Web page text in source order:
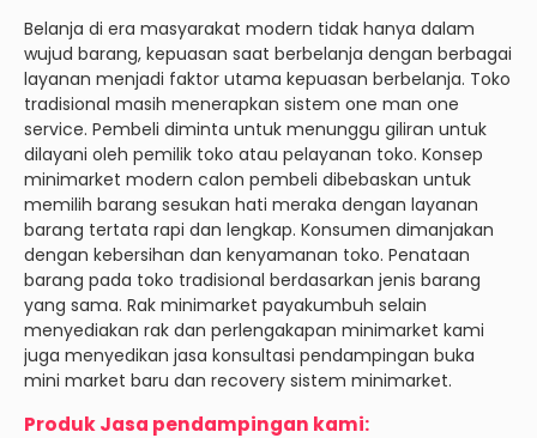
Belanja di era masyarakat modern tidak hanya dalam
wujud barang, kepuasan saat berbelanja dengan berbagai
layanan menjadi faktor utama kepuasan berbelanja. Toko
tradisional masih menerapkan sistem one man one
service. Pembeli diminta untuk menunggu giliran untuk
dilayani oleh pemilik toko atau pelayanan toko. Konsep
minimarket modern calon pembeli dibebaskan untuk
memilih barang sesukan hati meraka dengan layanan
barang tertata rapi dan lengkap. Konsumen dimanjakan
dengan kebersihan dan kenyamanan toko. Penataan
barang pada toko tradisional berdasarkan jenis barang
yang sama. Rak minimarket payakumbuh selain
menyediakan rak dan perlengakapan minimarket kami
juga menyedikan jasa konsultasi pendampingan buka
mini market baru dan recovery sistem minimarket.
Produk Jasa pendampingan kami: